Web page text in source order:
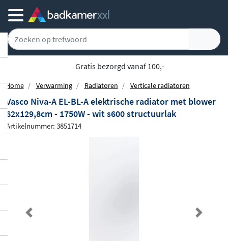
Gratis bezorgd vanaf 100,-
Home Verwarming Radiatoren Verticale radiatoren
Vasco Niva-A EL-BL-A elektrische radiator met blower
62x129,8cm - 1750W - wit s600 structuurlak
Artikelnummer: 3851714
Previous Next